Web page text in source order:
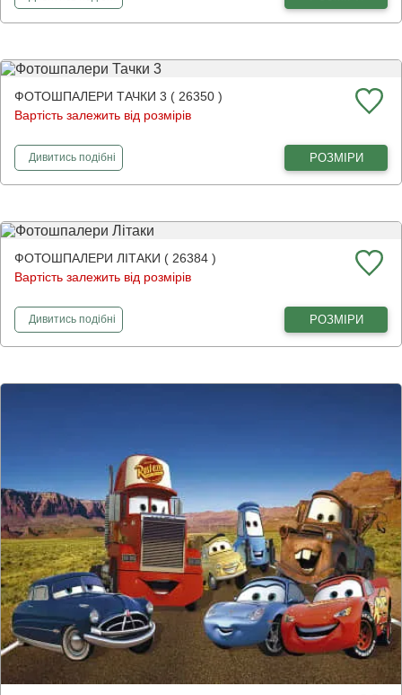
ФОТОШПАЛЕРИ ТАЧКИ 3 ( 26350 )
Вартість залежить від розмірів
Дивитисьфотошпалери
подібні РОЗМІРИ
ФОТОШПАЛЕРИ ЛІТАКИ ( 26384 )
Вартість залежить від розмірів
Дивитисьфотошпалери
подібні РОЗМІРИ